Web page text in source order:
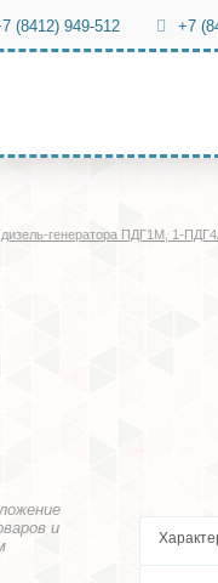
(8412) 949-512 +7
генератора ПДГ1М, 1-
и